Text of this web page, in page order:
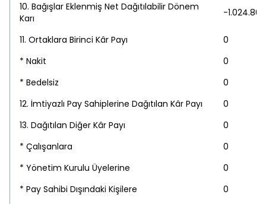
10. Bağışlar Eklenmiş Net Dağıtılabilir Dönem
Karı
-
11. Ortaklara Birinci Kâr Payı
0
* Nakit
0
* Bedelsiz
0
12. İmtiyazlı Pay Sahiplerine Dağıtılan Kâr Payı
0
13. Dağıtılan Diğer Kâr Payı
0
* Çalışanlara
0
* Yönetim Kurulu Üyelerine
0
* Pay Sahibi Dışındaki Kişilere
0